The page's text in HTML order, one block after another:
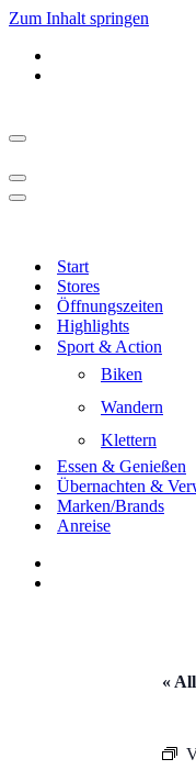
Zum Inhalt springen
Navigationsmenü
Navigationsmenü
Navigationsmenü
Start
Stores
Öffnungszeiten
Highlights
Sport & Action
Biken
Wandern
Klettern
Essen & Genießen
Übernachten &
Marken/Brands
Anreise
«